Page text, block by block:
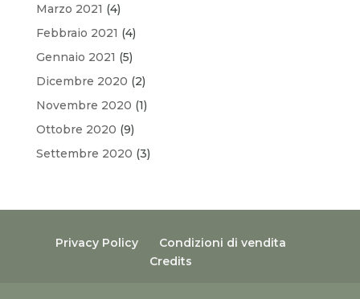
Marzo 2021 (4)
Febbraio 2021 (4)
Gennaio 2021 (5)
Dicembre 2020 (2)
Novembre 2020 (1)
Ottobre 2020 (9)
Settembre 2020 (3)
Privacy Policy
Condizioni di vendita
Credits